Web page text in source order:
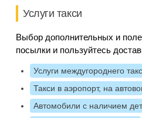
Услуги такси
Выбор дополнительных и
посылки и пользуйтесь
Услуги междугороднего
Такси в аэропорт, на
Автомобили с наличием